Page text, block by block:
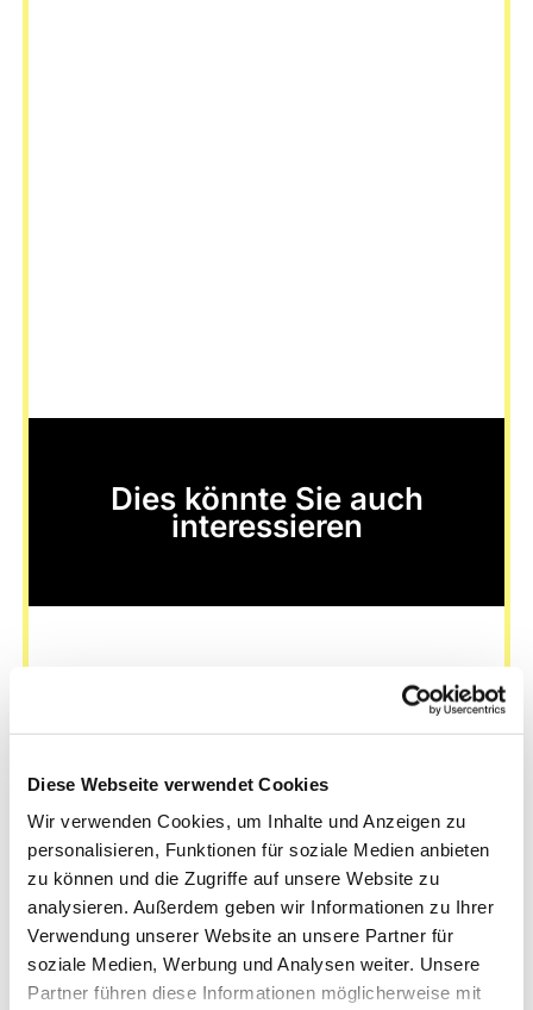
Diese Webseite verwendet Cookies
Wir verwenden Cookies, um Inhalte und Anzeigen zu
personalisieren, Funktionen für soziale Medien anbieten
zu können und die Zugriffe auf unsere Website zu
analysieren. Außerdem geben wir Informationen zu Ihrer
Verwendung unserer Website an unsere Partner für
soziale Medien, Werbung und Analysen weiter. Unsere
Partner führen diese Informationen möglicherweise mit
Dies könnte Sie auch
interessieren